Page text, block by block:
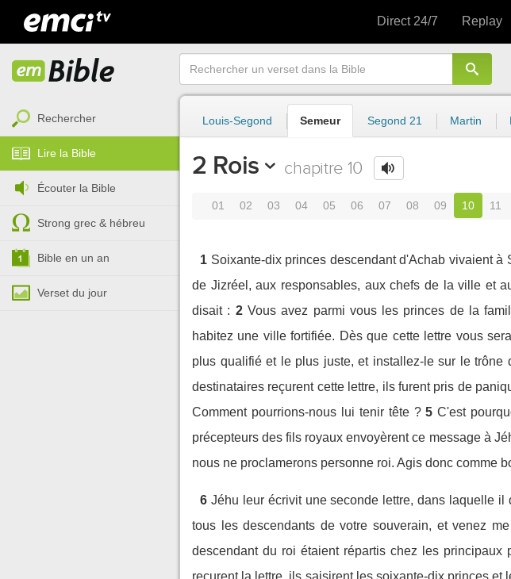
Direct 24/7 Replay
Rechercher
Lire la Bible
Écouter la Bible
Strong grec & hébreu
Bible en un an
Verset du jour
Louis-Segond Semeur Segond 21 Martin
2 Rois chapitre 10
01 02 03 04 05 06 07 08 09 10 11
1 Soixante-dix princes descendant d'Achab vivaient
de Jizréel, aux responsables, aux chefs de la ville et
disait : 2 Vous avez parmi vous les princes de la
habitez une ville fortifiée. Dès que cette lettre vous
plus qualifié et le plus juste, et installez-le sur le
destinataires reçurent cette lettre, ils furent pris de
Comment pourrions-nous lui tenir tête ? 5 C'est
précepteurs des fils royaux envoyèrent ce message à
nous ne proclamerons personne roi. Agis donc comme
6 Jéhu leur écrivit une seconde lettre, dans laquelle
tous les descendants de votre souverain, et venez
descendant du roi étaient répartis chez les
reçurent la lettre, ils saisirent les soixante-dix princes